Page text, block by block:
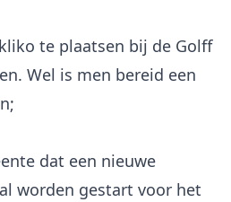
te plaatsen bij de Golff
Wel is men bereid een
dat een nieuwe
worden gestart voor het